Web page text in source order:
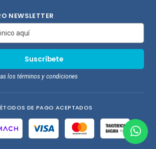
NEWSLETTER
los términos y condiciones
DE PAGO ACEPTADOS